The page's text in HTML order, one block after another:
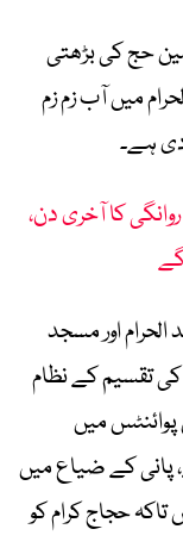
عازمین حج کی بڑھتی
میں آب زم زم
ہے۔
کا آخری دن،
اور مسجد
کی تقسیم کے نظام
میں
پانی کے ضیاع میں
حجاج کرام کو